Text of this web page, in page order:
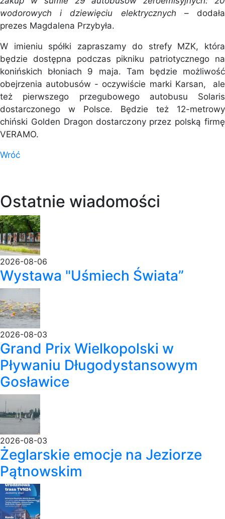
wodorowych i dziewięciu elektrycznych – dodała
prezes Magdalena Przybyła.
W imieniu spółki zapraszamy do strefy MZK, która
będzie dostępna podczas pikniku patriotycznego na
konińskich błoniach 9 maja. Tam będzie możliwość
obejrzenia autobusów - oczywiście marki Karsan, ale
też pierwszego przegubowego autobusu Solaris
dostarczonego w Polsce. Będzie też 12-metrowy
chiński Golden Dragon dostarczony przez polską firmę
VERAMO.
Wróć
Ostatnie wiadomości
2026-08-06
Wystawa "Uśmiech Świata”
2026-08-03
Grand Prix Wielkopolski w
Pływaniu Długodystansowym
Gosławice
2026-08-03
Żeglarskie emocje na Jeziorze
Pątnowskim